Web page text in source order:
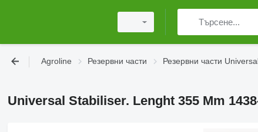
Agroline Резервни части Резервни части
Universal Stabiliser. Lenght 355 Mm